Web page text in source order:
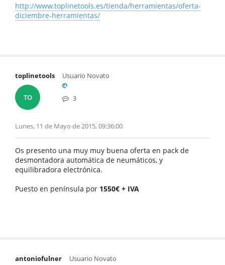
http://www.toplinetools.es/tienda/herramientas/oferta-
diciembre-herramientas/
toplinetools
TO
Usuario Novato
3
Lunes, 11 de Mayo de 2015, 09:36:00
Os presento una muy muy buena oferta en pack de
desmontadora automática de neumáticos, y
equilibradora electrónica.
Puesto en península por 1550€ + IVA
antoniofulner Usuario Novato